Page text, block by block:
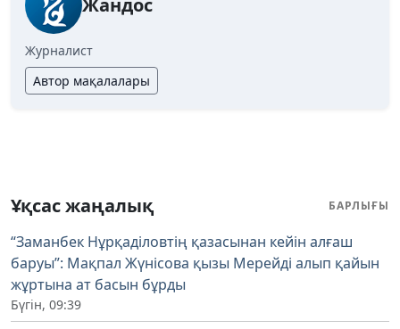
Жандос
Журналист
Автор мақалалары
Ұқсас жаңалық БАРЛЫҒЫ
“Заманбек Нұрқаділовтің қазасынан кейін алғаш
баруы”: Мақпал Жүнісова қызы Мерейді алып қайын
жұртына ат басын бұрды
Бүгін, 09:39